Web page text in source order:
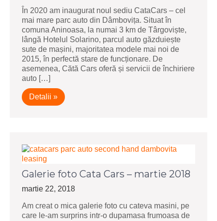
În 2020 am inaugurat noul sediu CataCars – cel
mai mare parc auto din Dâmbovița. Situat în
comuna Aninoasa, la numai 3 km de Târgoviște,
lângă Hotelul Solarino, parcul auto găzduiește
sute de mașini, majoritatea modele mai noi de
2015, în perfectă stare de funcționare. De
asemenea, Cătă Cars oferă și servicii de închiriere
auto […]
Detalii »
Galerie foto Cata Cars – martie 2018
martie 22, 2018
Am creat o mica galerie foto cu cateva masini, pe
care le-am surprins intr-o dupamasa frumoasa de